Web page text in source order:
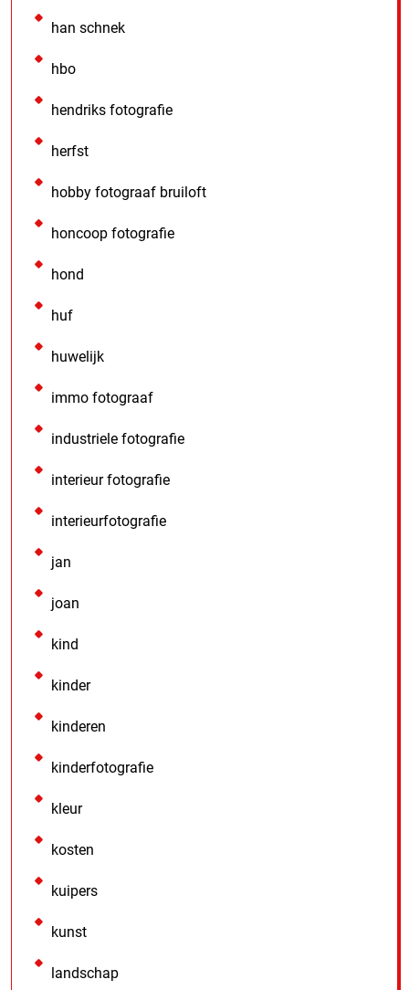
han schnek
hbo
hendriks fotografie
herfst
hobby fotograaf bruiloft
honcoop fotografie
hond
huf
huwelijk
immo fotograaf
industriele fotografie
interieur fotografie
interieurfotografie
jan
joan
kind
kinder
kinderen
kinderfotografie
kleur
kosten
kuipers
kunst
landschap